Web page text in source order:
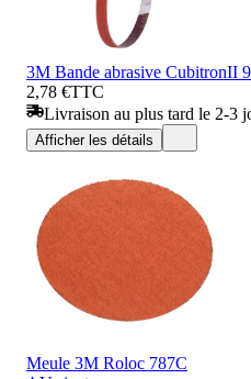
3M Bande abrasive CubitronII
2,78 €TTC
Livraison au plus tard le 2-3
Afficher les détails
Meule 3M Roloc 787C